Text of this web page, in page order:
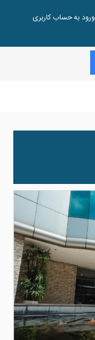
ورود به حساب کاربری